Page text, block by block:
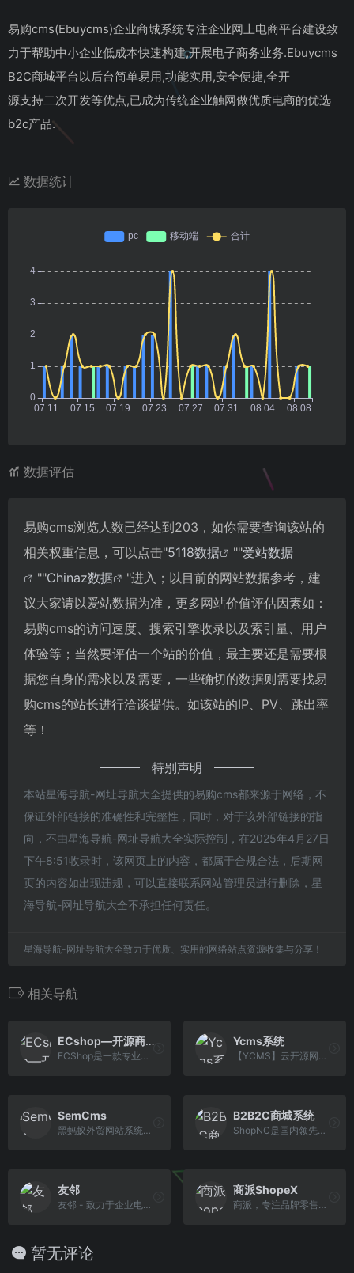
易购cms(Ebuycms)企业商城系统专注企业网上电商平台建设致
力于帮助中小企业低成本快速构建,开展电子商务业务.Ebuycms
B2C商城平台以后台简单易用,功能实用,安全便捷,全开
源支持二次开发等优点,已成为传统企业触网做优质电商的优选
b2c产品.
数据统计
数据评估
易购cms浏览人数已经达到203，如你需要查询该站的
相关权重信息，可以点击"5118数据 ""爱站数据
""Chinaz数据
"进入；以目前的网站数据参考，建
议大家请以爱站数据为准，更多网站价值评估因素如：
易购cms的访问速度、搜索引擎收录以及索引量、用户
体验等；当然要评估一个站的价值，最主要还是需要根
据您自身的需求以及需要，一些确切的数据则需要找易
购cms的站长进行洽谈提供。如该站的IP、PV、跳出率
等！
特别声明
本站星海导航-网址导航大全提供的易购cms都来源于网络，不
保证外部链接的准确性和完整性，同时，对于该外部链接的指
向，不由星海导航-网址导航大全实际控制，在2025年4月27日
下午8:51收录时，该网页上的内容，都属于合规合法，后期网
页的内容如出现违规，可以直接联系网站管理员进行删除，星
海导航-网址导航大全不承担任何责任。
星海导航-网址导航大全致力于优质、实用的网络站点资源收集与分享！
相关导航
ECshop—开源商城系统
ECShop是一款专业的电商商城系统, 跨平台开源程序,源码支持下载!ECShop可以快速构建PC+微商城+APP+小程序等多终端商城，并支持二次开发定制化商城,且官方不断升级更新无忧。
Ycms系统
【YCMS】云开源网站管理系统包括YCMS_C企业网站管理系统和YCMS_S商城网站建设管理系统，基于云端技术自主开发，可视化，拥有YCMS注册商标，软件著作权。是知名的 内容管理系统。
SemCms
黑蚂蚁外贸网站系统SemCms是专注于英文网站建设,外贸网站制作,响应式模板设计,程序功能定制,多语言网站开发（俄语,西班牙,阿拉伯语,葡萄牙语等）小语种及网站优化(seo)推广,使用简单、稳定性好、性价比高，是soho或外贸企业建站的首选。
B2B2C商城系统
ShopNC是国内领先的商城系统提供商，为企业提供java商城系统、php商城系统、多用户商城系统、b2b2c商城系统、b2c单用户商城系统及微信商城，支持B2B2C、B2C、O2O 、分销、直播等多种商业模式。
友邻
友邻 - 致力于企业电子商务的发展和倡导
商派ShopeX
商派，专注品牌零售数字化转型服务20年，始终秉承“让互联网商业无处不在”的理念，以品牌云店、B2B2C/B2B商城和智能运营中台OMS等丰富的产品布局和实践经验，推动 实体商业和互联网商业的深度融合。
暂无评论